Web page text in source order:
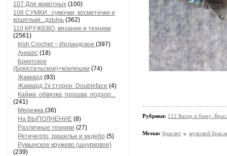
107 Для животных (100)
108 СУМКИ...сумочки, косметички и
кошельки...дзЫнь (362)
110 КРУЖЕВО, вязание и техники
(2561)
Irish Crochet ~ Ирландское (397)
Анкарс (18)
Брюггское
(Брюссельское)+коклюшки (74)
Жаккард (93)
Жаккард 2х сторон. Doubleface (4)
Кайма, обвязка, прошва, подзор...
(241)
Мережка (36)
На ВЫПОЛНЕНИЕ (8)
Различные техники (27)
Ретичелло, ришелье и хедебо (5)
Румынское кружево (шнурковое)
(239)
Рубрики: 112 Бисер и бижу /
Метки: браслет мужской